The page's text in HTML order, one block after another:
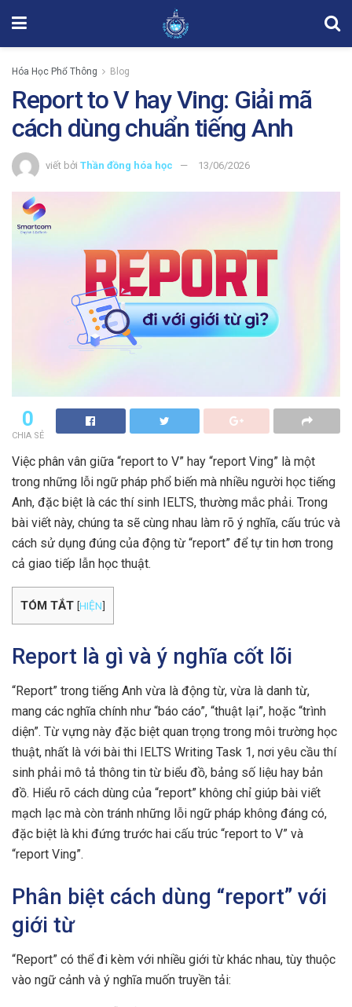
Hóa Học Phổ Thông Blog
Report to V hay Ving: Giải mã
cách dùng chuẩn tiếng Anh
viết bởi Thần đồng hóa học 13/06/2026
0
CHIA SẺ
Việc phân vân giữa “report to V” hay “report Ving” là một
trong những lỗi ngữ pháp phổ biến mà nhiều người học tiếng
Anh, đặc biệt là các thí sinh IELTS, thường mắc phải. Trong
bài viết này, chúng ta sẽ cùng nhau làm rõ ý nghĩa, cấu trúc và
cách sử dụng đúng của động từ “report” để tự tin hơn trong
cả giao tiếp lẫn học thuật.
TÓM TẮT [HIỆN]
Report là gì và ý nghĩa cốt lõi
“Report” trong tiếng Anh vừa là động từ, vừa là danh từ,
mang các nghĩa chính như “báo cáo”, “thuật lại”, hoặc “trình
diện”. Từ vựng này đặc biệt quan trọng trong môi trường học
thuật, nhất là với bài thi IELTS Writing Task 1, nơi yêu cầu thí
sinh phải mô tả thông tin từ biểu đồ, bảng số liệu hay bản
đồ. Hiểu rõ cách dùng của “report” không chỉ giúp bài viết
mạch lạc mà còn tránh những lỗi ngữ pháp không đáng có,
đặc biệt là khi đứng trước hai cấu trúc “report to V” và
“report Ving”.
Phân biệt cách dùng “report” với
giới từ
“Report” có thể đi kèm với nhiều giới từ khác nhau, tùy thuộc
vào ngữ cảnh và ý nghĩa muốn truyền tải: